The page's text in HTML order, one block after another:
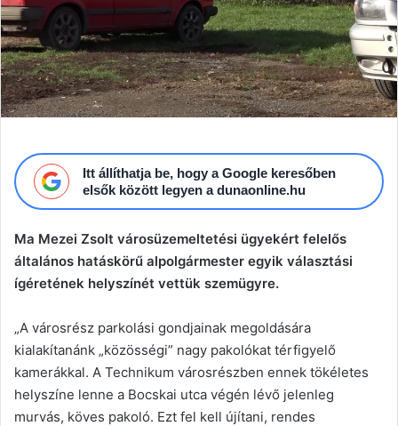
Itt állíthatja be, hogy a Google keresőben
elsők között legyen a dunaonline.hu
Ma Mezei Zsolt városüzemeltetési ügyekért felelős
általános hatáskörű alpolgármester egyik választási
ígéretének helyszínét vettük szemügyre.
„A városrész parkolási gondjainak megoldására
kialakítanánk „közösségi” nagy pakolókat térfigyelő
kamerákkal. A Technikum városrészben ennek tökéletes
helyszíne lenne a Bocskai utca végén lévő jelenleg
murvás, köves pakoló. Ezt fel kell újítani, rendes